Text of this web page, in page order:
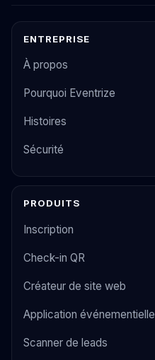
ENTREPRISE
À propos
Pourquoi Eventrize
Histoires
Sécurité
PRODUITS
Inscription
Check-in QR
Créateur de site web
Application événementielle
Scanner de leads